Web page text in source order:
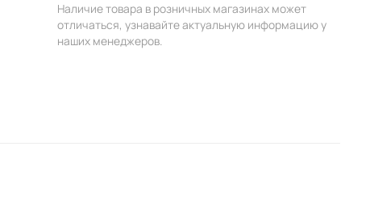
Наличие товара в розничных магазинах может
отличаться, узнавайте актуальную информацию у
наших менеджеров.